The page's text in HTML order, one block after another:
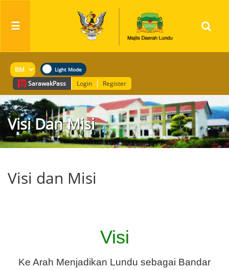
☰
SarawakPass Login Register
Visi Dan Misi
Visi dan Misi
Visi
Ke Arah Menjadikan Lundu sebagai Bandar